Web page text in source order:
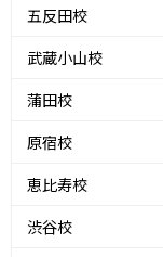
五反田校
武蔵小山校
蒲田校
原宿校
恵比寿校
渋谷校